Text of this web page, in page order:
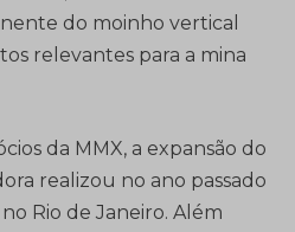
do moinho vertical
relevantes para a mina
da MMX, a expansão do
realizou no ano passado
Rio de Janeiro. Além